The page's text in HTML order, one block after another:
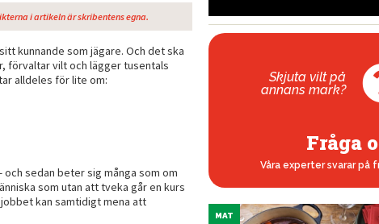
i artikeln är skribentens egna.
kunnande som jägare. Och det ska
förvaltar vilt och lägger tusentals
alldeles för lite om:
och sedan beter sig många som om
som utan att tveka går en kurs
kan samtidigt mena att
Skjuta vilt på
annans mark?
Fråga
Våra experter svarar på
MAT